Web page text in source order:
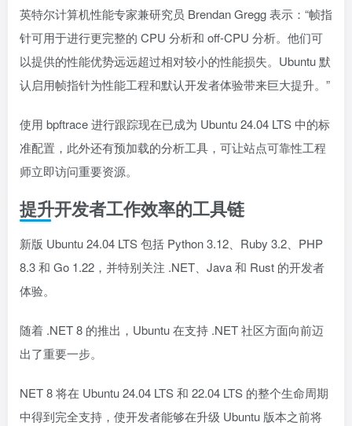
英特尔计算机性能专家兼研究员 Brendan Gregg 表示：“帧指
针可用于进行更完整的 CPU 分析和 off-CPU 分析。他们可
以提供的性能优势远远超过相对较小的性能损失。Ubuntu 默
认启用帧指针为性能工程和默认开发者体验带来巨大提升。”
使用 bpftrace 进行跟踪现在已成为 Ubuntu 24.04 LTS 中的标
准配置，此外还有预加载的分析工具，可让站点可靠性工程
师立即访问重要资源。
提升开发者工作效率的工具链
新版 Ubuntu 24.04 LTS 包括 Python 3.12、Ruby 3.2、PHP
8.3 和 Go 1.22，并特别关注 .NET、Java 和 Rust 的开发者
体验。
随着 .NET 8 的推出，Ubuntu 在支持 .NET 社区方面向前迈
出了重要一步。
NET 8 将在 Ubuntu 24.04 LTS 和 22.04 LTS 的整个生命周期
中得到完全支持，使开发者能够在升级 Ubuntu 版本之前将